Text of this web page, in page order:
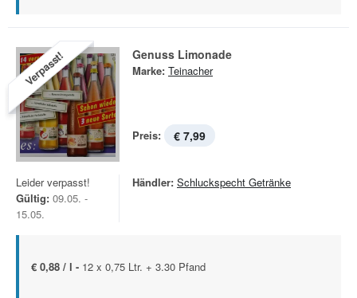
Verpasst! Genuss Limonade
Marke: Teinacher
Preis: € 7,99
Leider verpasst!
Gültig: 09.05. -
15.05.
Händler: Schluckspecht Getränke
€ 0,88 / l - 12 x 0,75 Ltr. + 3.30 Pfand